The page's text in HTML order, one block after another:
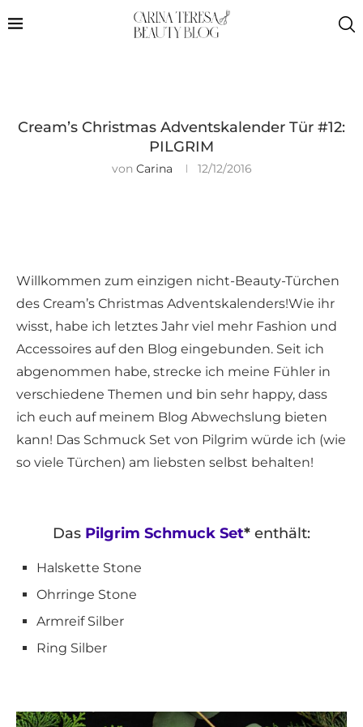
Cream’s Christmas Adventskalender Tür #12:
PILGRIM
von Carina 12/12/2016
Willkommen zum einzigen nicht-Beauty-Türchen
des Cream’s Christmas Adventskalenders!Wie ihr
wisst, habe ich letztes Jahr viel mehr Fashion und
Accessoires auf den Blog eingebunden. Seit ich
abgenommen habe, strecke ich meine Fühler in
verschiedene Themen und bin sehr happy, dass
ich euch auf meinem Blog Abwechslung bieten
kann! Das Schmuck Set von Pilgrim würde ich (wie
so viele Türchen) am liebsten selbst behalten!
Das Pilgrim Schmuck Set* enthält:
Halskette Stone
Ohrringe Stone
Armreif Silber
Ring Silber